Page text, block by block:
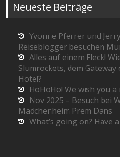
Neueste Beiträge
Yvonne Pferrer und
Reiseblogger besuchen
Alles auf einem Fleck!
Slumrockets, dem
Hotel?
HoHoHo! We wish you
Nov 2025 – Besuch bei
Mädchenheim Prem Dans
What’s going on? Have